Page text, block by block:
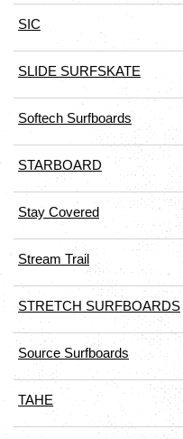
SIC
SLIDE SURFSKATE
Softech Surfboards
STARBOARD
Stay Covered
Stream Trail
STRETCH SURFBOARDS
Source Surfboards
TAHE